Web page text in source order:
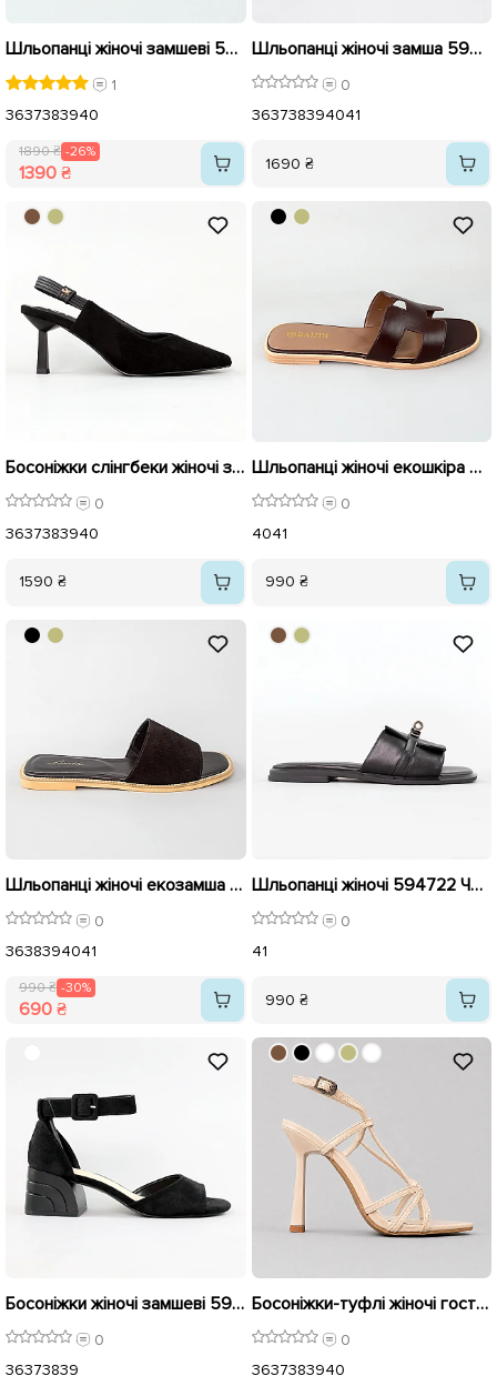
Шльопанці жіночі замшеві 595430 Бежеві розпродаж
1
3637383940
1890 ₴ -26%
1390 ₴
Шльопанці жіночі замша 594439 Бежеві
0
363738394041
1690 ₴
Босоніжки слінгбеки жіночі замшеві 595440 Чорні
0
3637383940
1590 ₴
Шльопанці жіночі екошкіра 594724 Коричневі
0
4041
990 ₴
Шльопанці жіночі екозамша 594604 Чорні розпродаж
0
3638394041
990 ₴ -30%
690 ₴
Шльопанці жіночі 594722 Чорні
0
41
990 ₴
Босоніжки жіночі замшеві 591947 Чорні
0
36373839
Босоніжки-туфлі жіночі гострий носок 595769 Бежеві
0
3637383940